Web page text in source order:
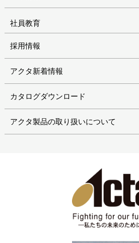
社員教育
採用情報
アクタ新着情報
カタログダウンロード
アクタ製品の取り扱いについて